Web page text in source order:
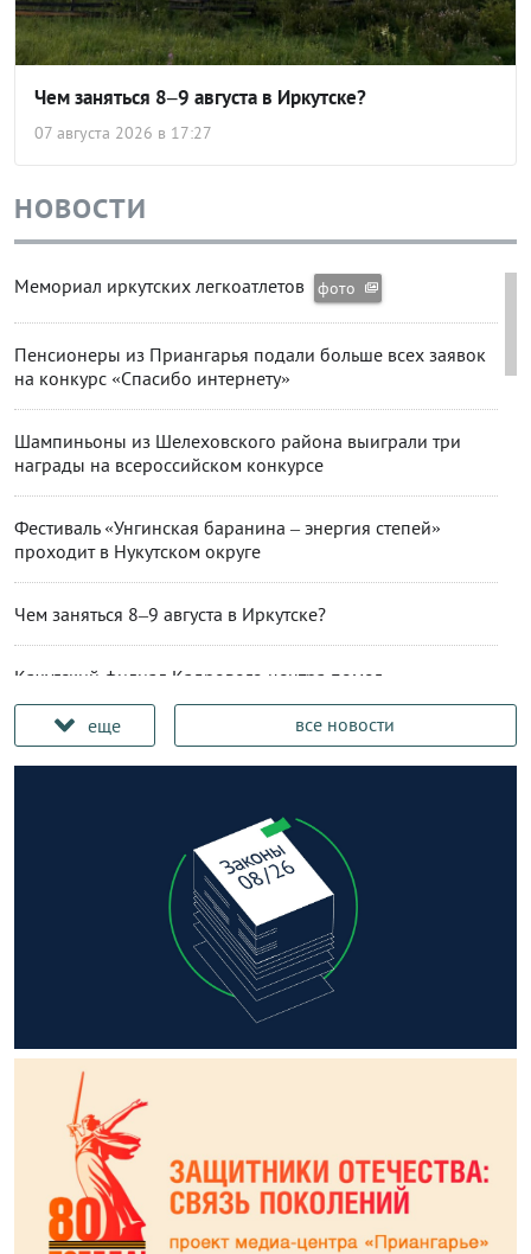
Чем заняться 8–9 августа в Иркутске?
07 августа 2026 в 17:27
НОВОСТИ
Мемориал иркутских легкоатлетов фото
Пенсионеры из Приангарья подали больше всех заявок
на конкурс «Спасибо интернету»
Шампиньоны из Шелеховского района выиграли три
награды на всероссийском конкурсе
Фестиваль «Унгинская баранина – энергия степей»
проходит в Нукутском округе
Чем заняться 8–9 августа в Иркутске?
Качугский филиал Кадрового центра помог
трудоустроиться ветерану СВО
В Нижнеудинске выплаты за погибшего на СВО бойца не
Девять километров дороги Залари – Жигалово
отремонтировали в Нукутском районе
Участок улицы Чернышевского в Иркутске закрыт для
проезда до 16 августа
Школа ремесел прошла в Ербогачене
В Жигалово пройдет фестиваль летних видов спорта
В Нижнеудинске осудили закладчицу-рецидивистку
ИГУ занял 48-место среди российских вузов по версии
Webometrics
еще все новости